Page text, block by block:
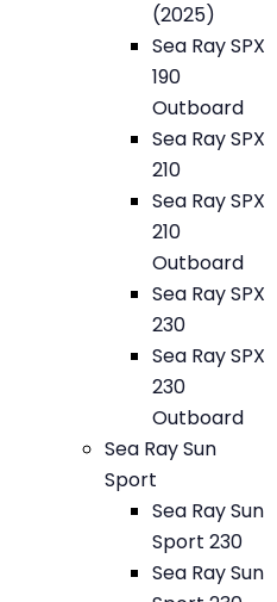
(2025)
Sea Ray SPX
190
Outboard
Sea Ray SPX
210
Sea Ray SPX
210
Outboard
Sea Ray SPX
230
Sea Ray SPX
230
Outboard
Sea Ray Sun
Sport
Sea Ray Sun
Sport 230
Sea Ray Sun